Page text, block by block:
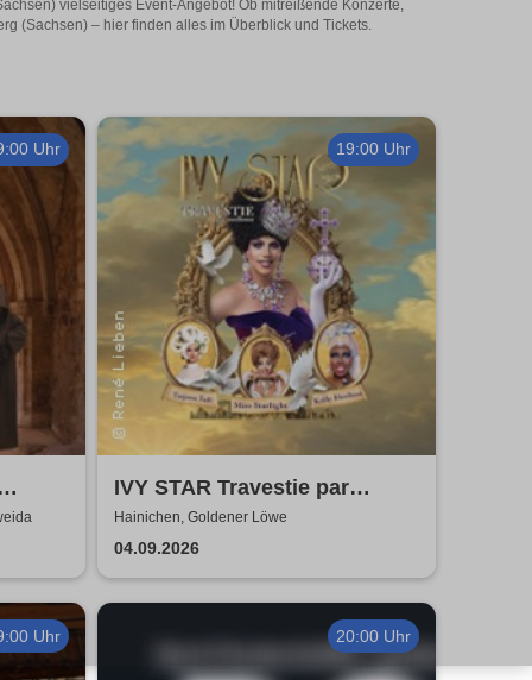
vielseitiges Event-Angebot! Ob mitreißende Konzerte,
(Sachsen) – hier finden alles im Überblick und Tickets.
Uhr 19:00 Uhr
IVY STAR Travestie par
Excellence
Hainichen, Goldener Löwe
04.09.2026
Uhr 20:00 Uhr